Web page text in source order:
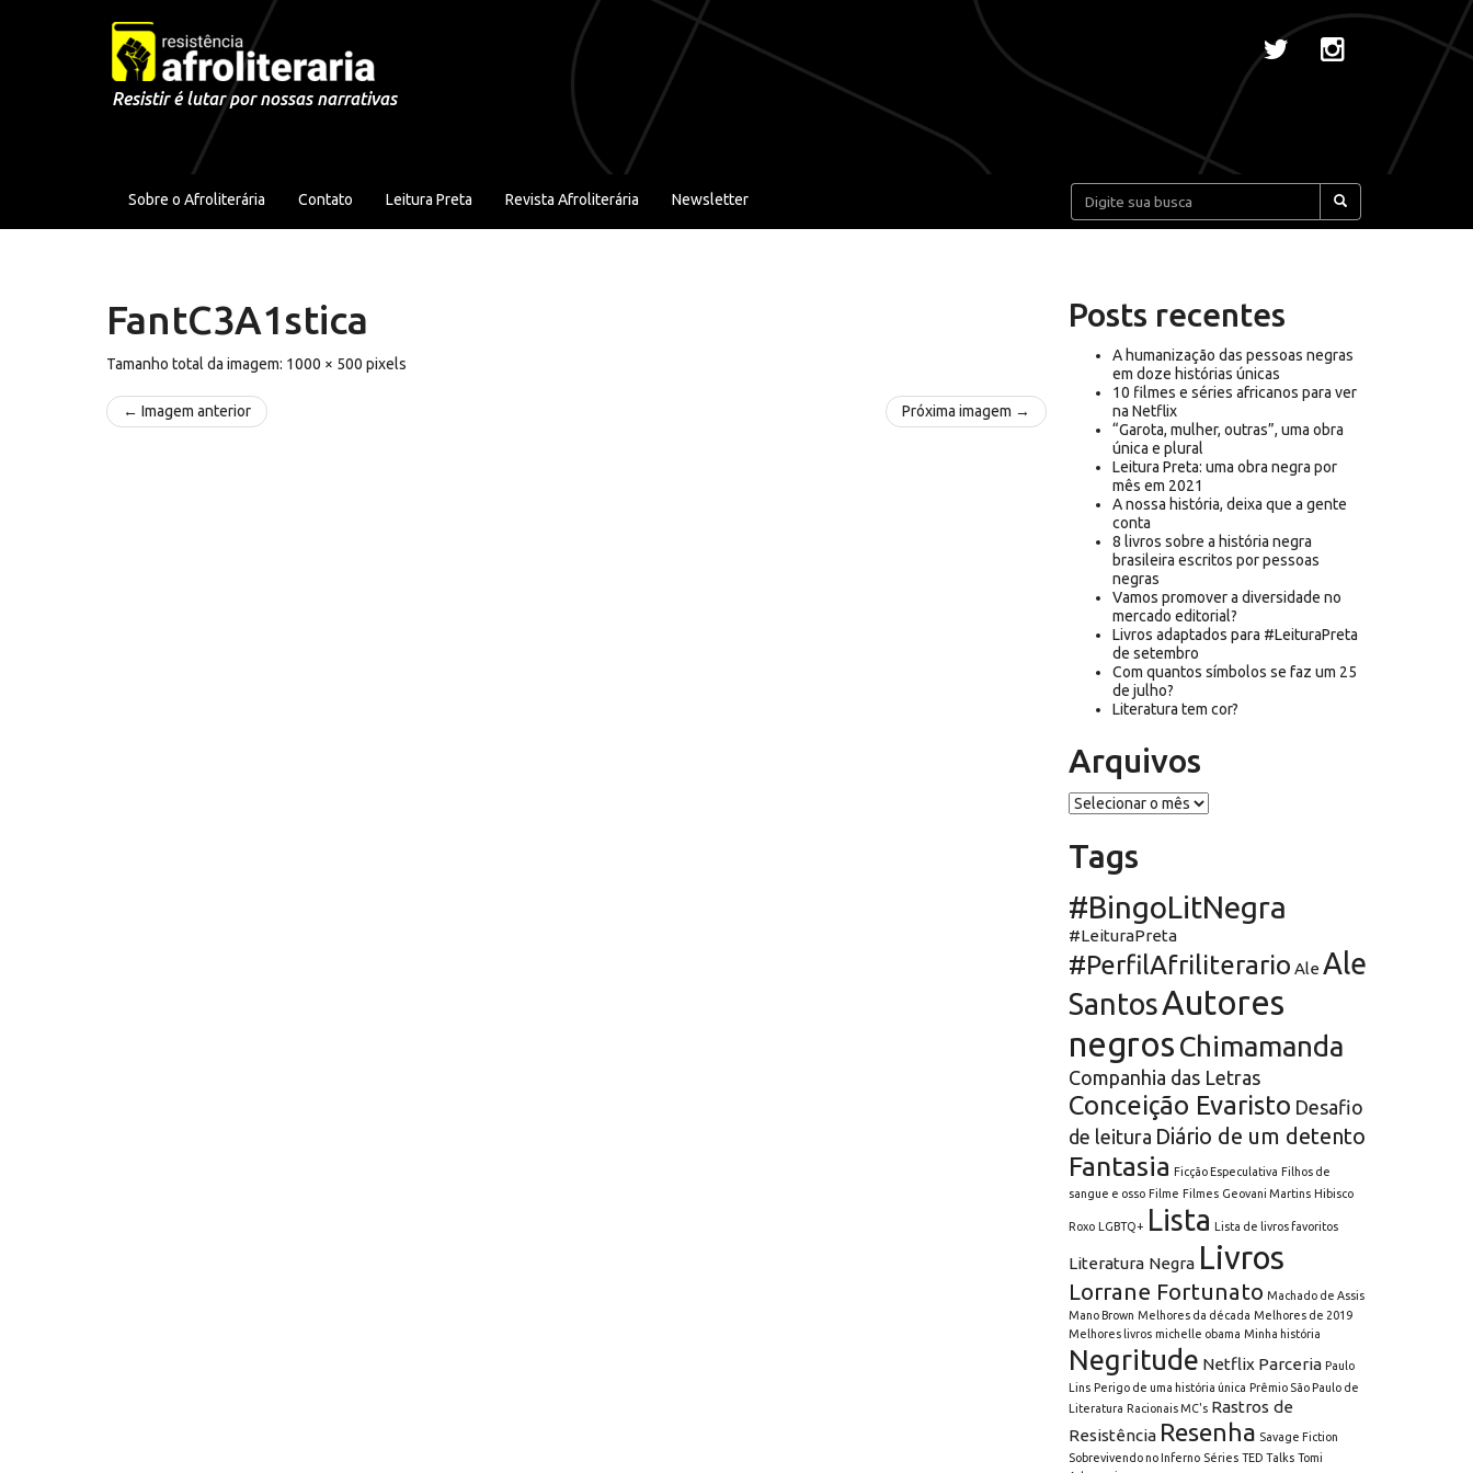
Pular para o conteúdo
Resistir é lutar por nossas narrativas
Sobre o Afroliterária Contato Leitura Preta Revista Afroliterária Newsletter Pesquisar:
FantC3A1stica
Tamanho total da imagem: 1000 × 500 pixels
← Imagem anterior Próxima imagem →
Posts recentes
A humanização das pessoas negras
em doze histórias únicas
10 filmes e séries africanos para ver
na Netflix
“Garota, mulher, outras”, uma obra
única e plural
Leitura Preta: uma obra negra por
mês em 2021
A nossa história, deixa que a gente
conta
8 livros sobre a história negra
brasileira escritos por pessoas
negras
Vamos promover a diversidade no
mercado editorial?
Livros adaptados para #LeituraPreta
de setembro
Com quantos símbolos se faz um 25
de julho?
Literatura tem cor?
Arquivos
Arquivos
Tags
#BingoLitNegra
#LeituraPreta
#PerfilAfriliterario Ale Ale
SantosAutores
negros Chimamanda
Companhia das Letras
Conceição Evaristo Desafio
de leitura Diário de um detento
Fantasia Ficção Especulativa Filhos de
sangue e osso Filme Filmes Geovani Martins Hibisco
Roxo LGBTQ+ Lista Lista de livros favoritos
Literatura Negra Livros
Lorrane Fortunato Machado de Assis
Mano Brown Melhores da década Melhores de 2019
Melhores livros michelle obama Minha história
Negritude Netflix Parceria Paulo
Lins Perigo de uma história única Prêmio São Paulo de
Literatura Racionais MC's Rastros de
Resistência Resenha Savage Fiction
Sobrevivendo no Inferno Séries TED Talks Tomi